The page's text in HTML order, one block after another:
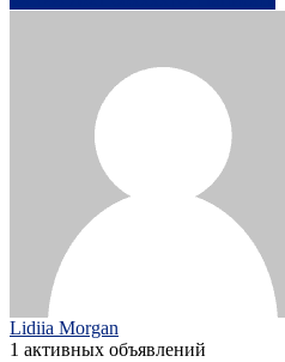
Lidiia Morgan
1 активных объявлений